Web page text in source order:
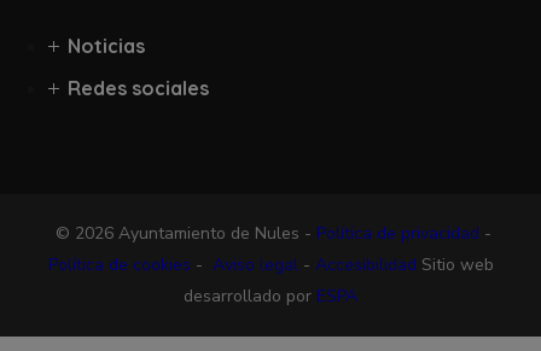
Noticias
Redes sociales
© 2026 Ayuntamiento de Nules - Política de privacidad -
Política de cookies - Aviso legal- Accesibilidad Sitio web
desarrollado por ESPA